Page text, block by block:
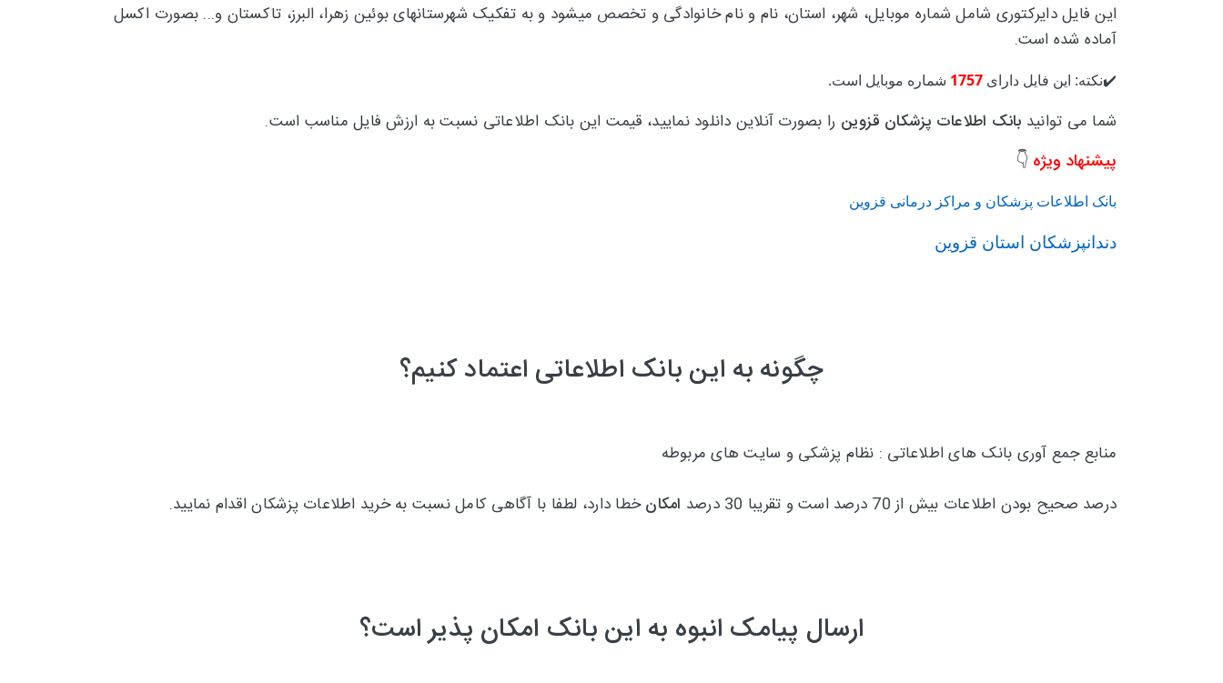
این فایل دایرکتوری شامل شماره موبایل، شهر، استان، نام و نام خانوادگی و تخصص میشود و به تفکیک شهرستانهایبوئين زهرا، البرز، تاکستان و... بصورت اکسل
آماده شده است.
✔️نکته: این فایل دارای 1757 شماره موبایل است.
شما می توانید بانک اطلاعات پزشکان قزوین را بصورت آنلاین دانلود نمایید، قیمت این بانک اطلاعاتی نسبت به ارزش فایل مناسب است.
پیشنهاد ویژه 👇
بانک اطلاعات پزشکان و مراکز درمانی قزوین
دندانپزشکان استان قزوین
چگونه به این بانک اطلاعاتی اعتماد کنیم؟
منابع جمع آوری بانک های اطلاعاتی : نظام پزشکی و سایت های مربوطه
درصد صحیح بودن اطلاعات بیش از 70 درصد است و تقریبا 30 درصد
امکانخطا دارد، لطفا با آگاهی کامل نسبت به خرید اطلاعات پزشکان اقدام نمایید.
ارسال پیامک انبوه به این بانک امکان پذیر است؟